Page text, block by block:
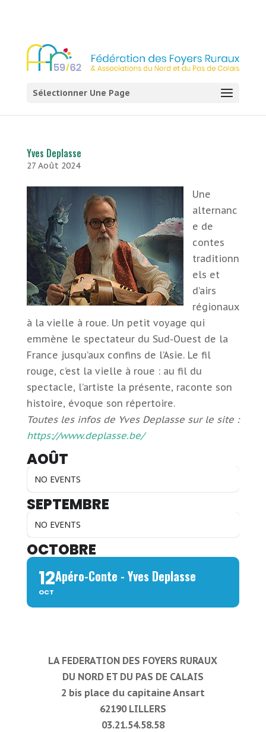
Sélectionner Une Page
Yves Deplasse
27 Août 2024
Une
alternanc
e de
contes
traditionn
els et
d’airs
régionaux
à la vielle à roue. Un petit voyage qui
emmène le spectateur du Sud-Ouest de la
France jusqu’aux confins de l’Asie. Le fil
rouge, c’est la vielle à roue : au fil du
spectacle, l’artiste la présente, raconte son
histoire, évoque son répertoire.
Toutes les infos de Yves Deplasse sur le site :
https://www.deplasse.be/
AOÛT
NO EVENTS
SEPTEMBRE
NO EVENTS
OCTOBRE
12
OCT
Apéro-Conte - Yves Deplasse
LA FEDERATION DES FOYERS RURAUX
DU NORD ET DU PAS DE CALAIS
2 bis place du capitaine Ansart
62190 LILLERS
03.21.54.58.58